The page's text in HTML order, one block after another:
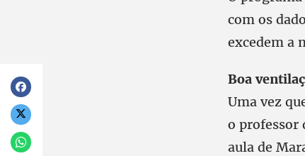
com os
excedem a
Boa
Uma vez
o professor
aula de